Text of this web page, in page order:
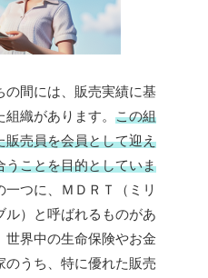
間には、販売実績に基
織があります。 この組
販売員を会員として迎え
うことを目的としていま
つに、ＭＤＲＴ（ミリ
ル）と呼ばれるものがあ
世界中の生命保険やお金
のうち、特に優れた販売